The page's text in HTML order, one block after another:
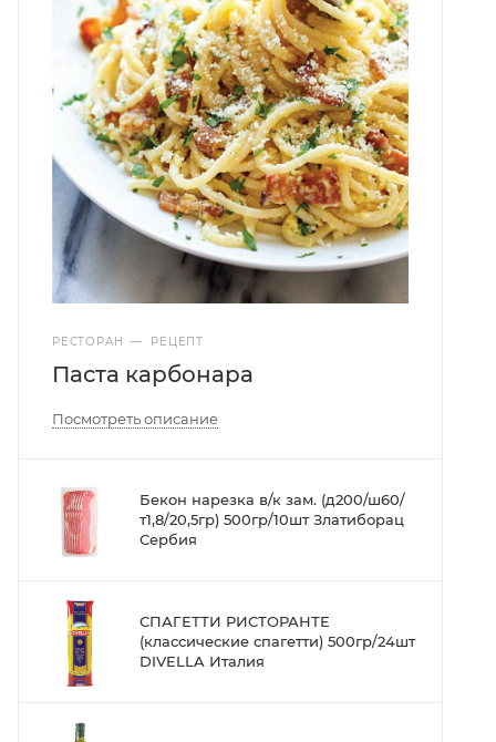
РЕСТОРАН — РЕЦЕПТ
Паста карбонара
Посмотреть описание
Бекон нарезка в/к зам. (д200/ш60/
т1,8/20,5гр) 500гр/10шт Златиборац
Сербия
СПАГЕТТИ РИСТОРАНТЕ
(классические спагетти) 500гр/24шт
DIVELLA Италия